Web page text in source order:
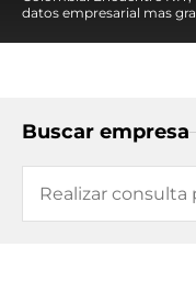
datos empresarial mas
Buscar empresa